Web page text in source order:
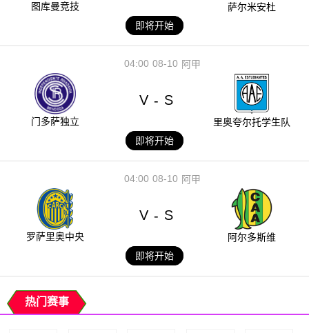
图库曼竞技
萨尔米安杜
即将开始
08-10
04:00 阿甲
门多萨独立
V - S
里奥夸尔托学生队
即将开始
08-10
04:00 阿甲
罗萨里奥中央
V - S
阿尔多斯维
即将开始
热门赛事